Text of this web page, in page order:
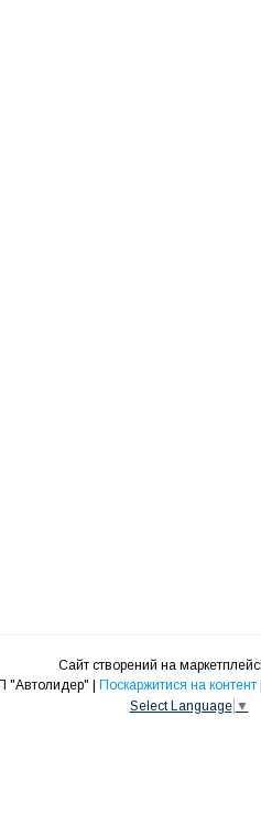
Сайт створений на маркетплейсі
Поскаржитися на контент
Select Language ▼